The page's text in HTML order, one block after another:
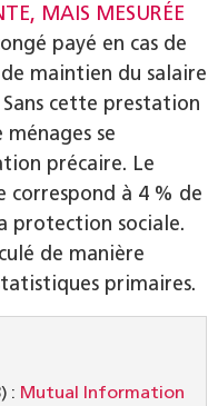
MAIS MESURÉE
payé en cas de
maintien du salaire
cette prestation
se
précaire. Le
correspond à 4 % de
protection sociale.
de manière
primaires.
: Mutual Information